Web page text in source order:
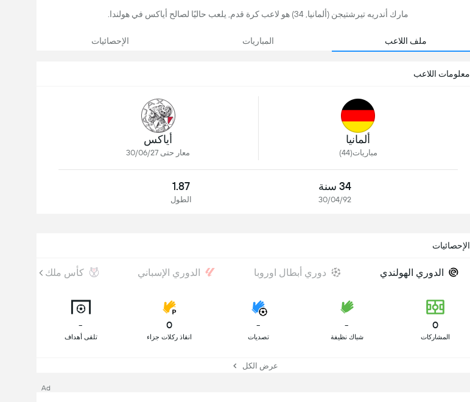
مارك أندريه تيرشتيجن (ألمانيا, 34) هو لاعب كرة قدم, يلعب حاليًا لصالح أياكس في هولندا.
ملف اللاعب المباريات الإحصائيات
معلومات اللاعب
ألمانيا
مباريات(44)
أياكس
معار حتى 30/06/27
34 سنة
30/04/92
1.87
الطول
الإحصائيات
الدوري الهولندي دوري أبطال اوروبا الدوري الإسباني كأس ملك إسبانيا
0
المشاركات
-
شباك نظيفة
-
تصديات
0
انقاذ ركلات جزاء
-
تلقى أهداف
عرض الكل
Ad